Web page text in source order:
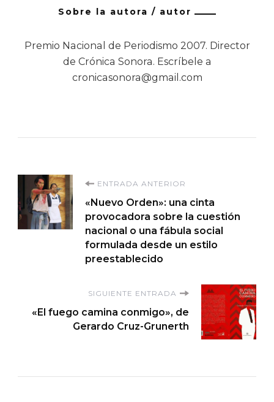
Sobre la autora / autor
Premio Nacional de Periodismo 2007. Director
de Crónica Sonora. Escríbele a
cronicasonora@gmail.com
Navegación
de
entradas
ENTRADA ANTERIOR
«Nuevo Orden»: una cinta
provocadora sobre la cuestión
nacional o una fábula social
formulada desde un estilo
preestablecido
SIGUIENTE ENTRADA
«El fuego camina conmigo», de
Gerardo Cruz-Grunerth